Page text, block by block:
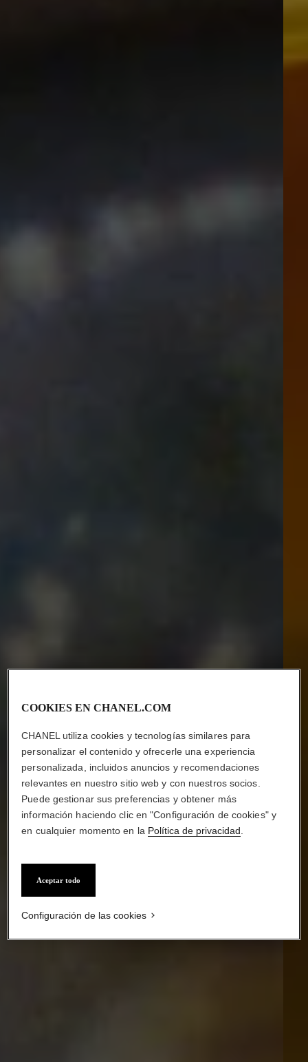
COOKIES EN CHANEL.COM
CHANEL utiliza cookies y tecnologías similares para
personalizar el contenido y ofrecerle una experiencia
personalizada, incluidos anuncios y recomendaciones
relevantes en nuestro sitio web y con nuestros socios.
Puede gestionar sus preferencias y obtener más
información haciendo clic en "Configuración de cookies" y
en cualquier momento en la Política de privacidad
Aceptar todo
Configuración de las cookies